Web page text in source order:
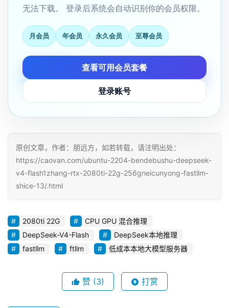
客
人
工
联
网
注册
无法下载。 登录后系统会自动识别你的会员权限。
月会员 年会员 永久会员 至尊会员
查看可用会员套餐
登录账号
原创文章，作者：朋远方，如若转载，请注明出处：
https://caovan.com/ubuntu-2204-bendebushu-deepseek-
v4-flash1zhang-rtx-2080ti-22g-256gneicunyong-fastllm-
shice-13/.html
2080ti 22G
CPU GPU 混合推理
DeepSeek-V4-Flash
DeepSeek本地推理
fastllm
ftllm 低成本本地大模型服务器
赞 (3) 打赏